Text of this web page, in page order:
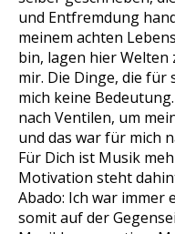
und Entfremdung
meinem achten
bin, lagen hier Welten
mir. Die Dinge, die
mich keine
nach Ventilen, um
und das war für mich
Für Dich ist Musik
Motivation steht
Abado: Ich war immer
somit auf der